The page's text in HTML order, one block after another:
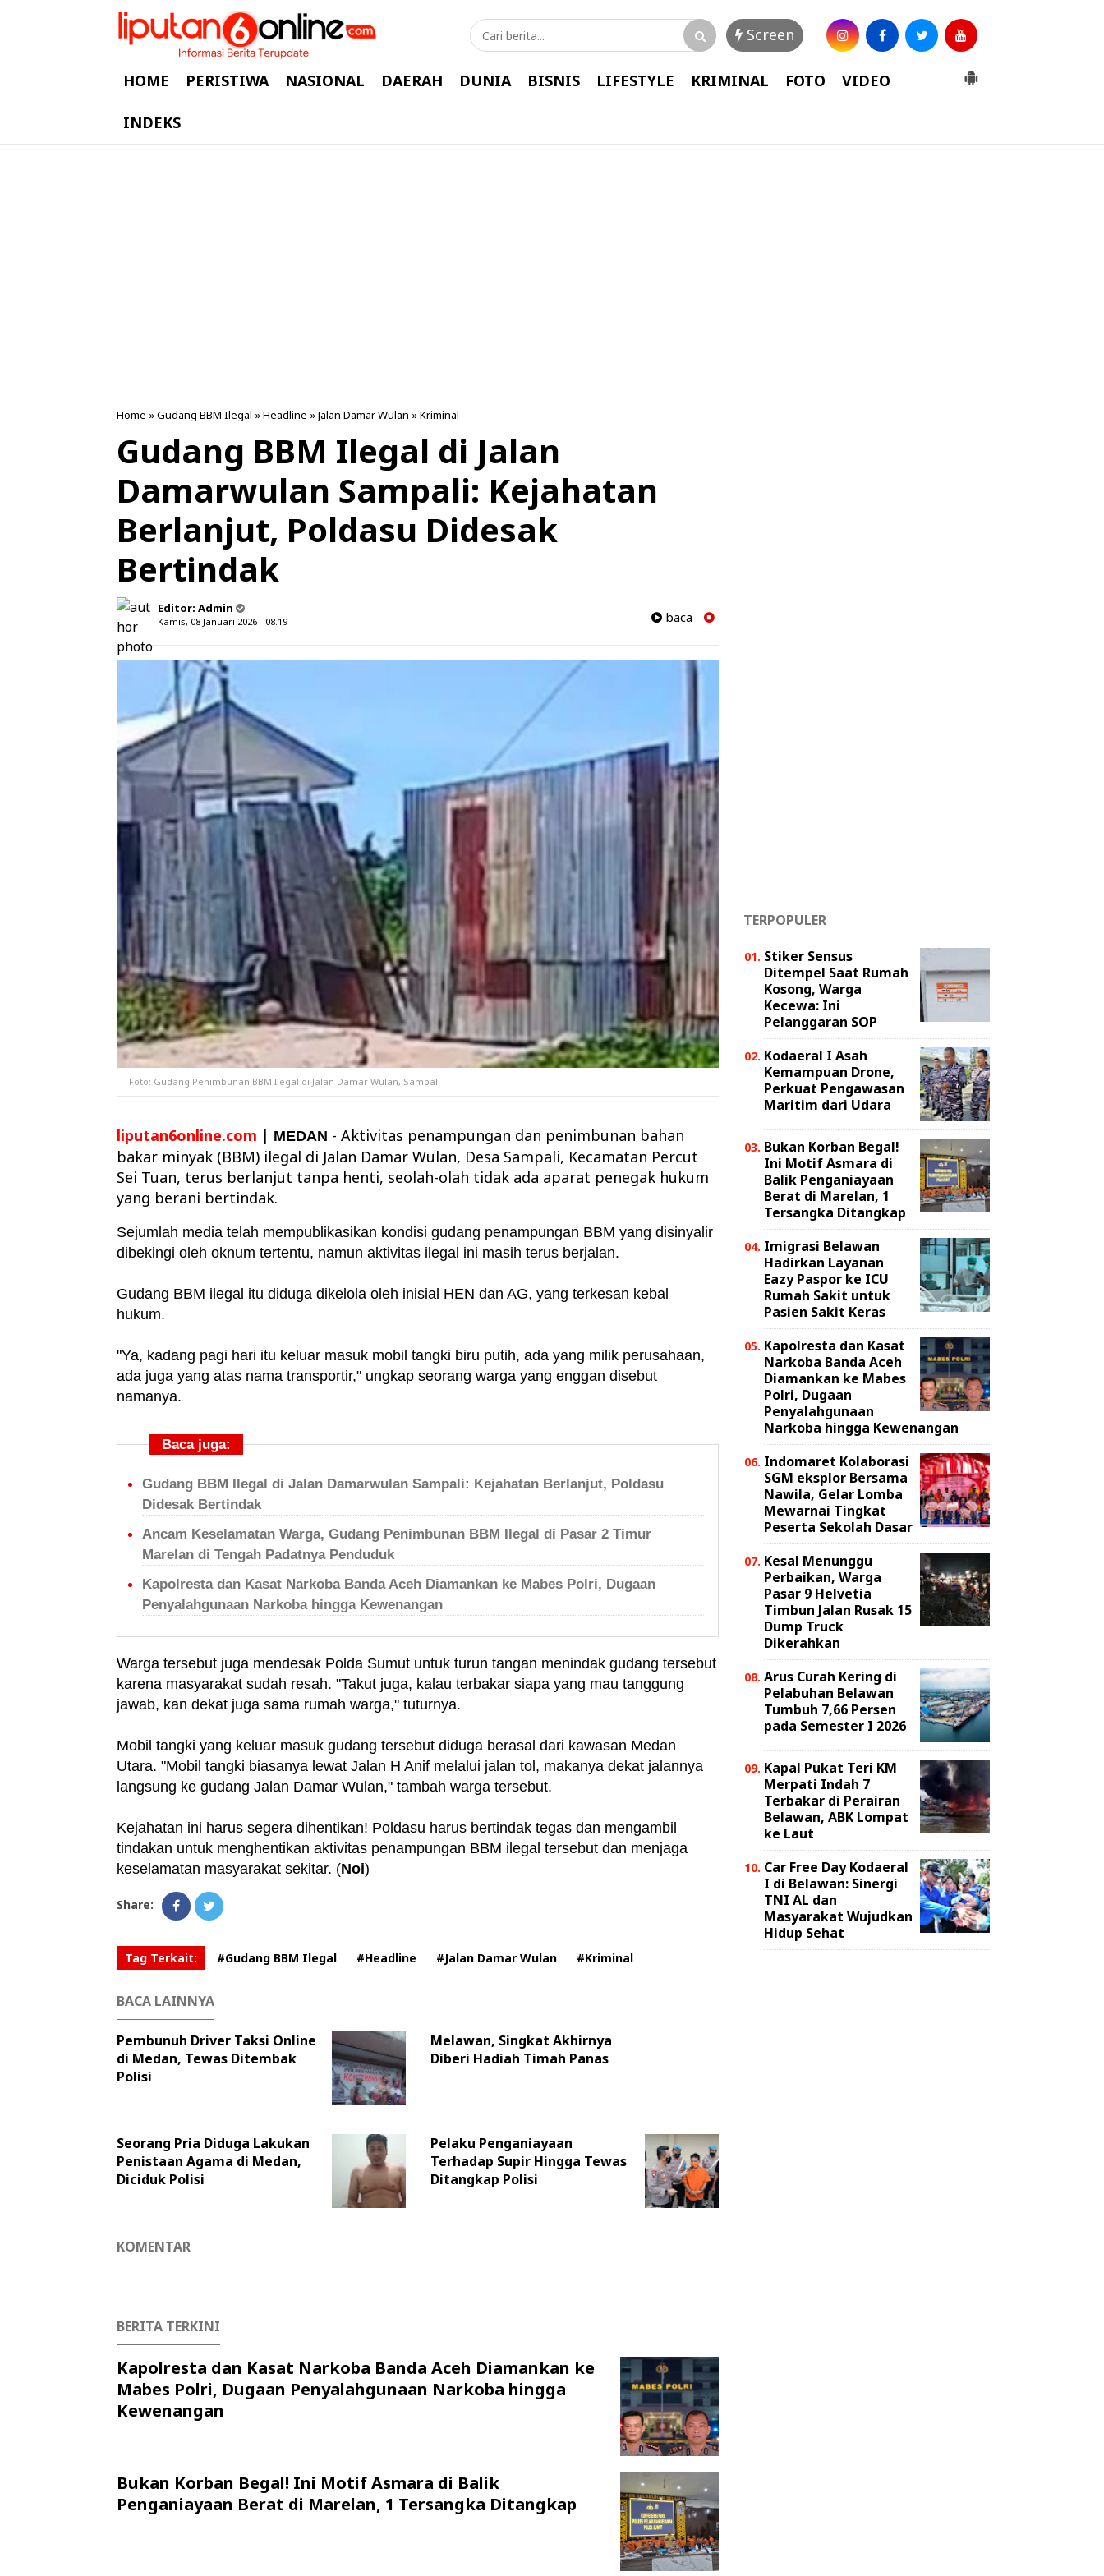
Screen
HOME PERISTIWA NASIONAL DAERAH DUNIA BISNIS LIFESTYLE KRIMINAL FOTO VIDEO
INDEKS
Home »Gudang BBM Ilegal »Headline »Jalan Damar Wulan »Kriminal
Gudang BBM Ilegal di Jalan
Damarwulan Sampali: Kejahatan
Berlanjut, Poldasu Didesak
Bertindak
Editor: Admin
Kamis, 08 Januari 2026 - 08.19 baca
Foto: Gudang Penimbunan BBM Ilegal di Jalan Damar Wulan, Sampali
liputan6online.com | MEDAN - Aktivitas penampungan dan penimbunan bahan
bakar minyak (BBM) ilegal di Jalan Damar Wulan, Desa Sampali, Kecamatan Percut
Sei Tuan, terus berlanjut tanpa henti, seolah-olah tidak ada aparat penegak hukum
yang berani bertindak.
Sejumlah media telah mempublikasikan kondisi gudang penampungan BBM yang disinyalir
dibekingi oleh oknum tertentu, namun aktivitas ilegal ini masih terus berjalan.
Gudang BBM ilegal itu diduga dikelola oleh inisial HEN dan AG, yang terkesan kebal
hukum.
"Ya, kadang pagi hari itu keluar masuk mobil tangki biru putih, ada yang milik perusahaan,
ada juga yang atas nama transportir," ungkap seorang warga yang enggan disebut
namanya.
Baca juga:
Gudang BBM Ilegal di Jalan Damarwulan Sampali: Kejahatan Berlanjut, Poldasu
Didesak Bertindak
Ancam Keselamatan Warga, Gudang Penimbunan BBM Ilegal di Pasar 2 Timur
Marelan di Tengah Padatnya Penduduk
Kapolresta dan Kasat Narkoba Banda Aceh Diamankan ke Mabes Polri, Dugaan
Penyalahgunaan Narkoba hingga Kewenangan
Warga tersebut juga mendesak Polda Sumut untuk turun tangan menindak gudang tersebut
karena masyarakat sudah resah. "Takut juga, kalau terbakar siapa yang mau tanggung
jawab, kan dekat juga sama rumah warga," tuturnya.
Mobil tangki yang keluar masuk gudang tersebut diduga berasal dari kawasan Medan
Utara. "Mobil tangki biasanya lewat Jalan H Anif melalui jalan tol, makanya dekat jalannya
langsung ke gudang Jalan Damar Wulan," tambah warga tersebut.
Kejahatan ini harus segera dihentikan! Poldasu harus bertindak tegas dan mengambil
tindakan untuk menghentikan aktivitas penampungan BBM ilegal tersebut dan menjaga
keselamatan masyarakat sekitar. (Noi)
Share:
Tag Terkait: #Gudang BBM Ilegal #Headline #Jalan Damar Wulan #Kriminal
BACA LAINNYA
Pembunuh Driver Taksi Online
di Medan, Tewas Ditembak
Polisi
Melawan, Singkat Akhirnya
Diberi Hadiah Timah Panas
Seorang Pria Diduga Lakukan
Penistaan Agama di Medan,
Diciduk Polisi
Pelaku Penganiayaan
Terhadap Supir Hingga Tewas
Ditangkap Polisi
KOMENTAR
BERITA TERKINI
Kapolresta dan Kasat Narkoba Banda Aceh Diamankan ke
Mabes Polri, Dugaan Penyalahgunaan Narkoba hingga
Kewenangan
Bukan Korban Begal! Ini Motif Asmara di Balik
Penganiayaan Berat di Marelan, 1 Tersangka Ditangkap
TERPOPULER
Stiker Sensus
Ditempel Saat Rumah
Kosong, Warga
Kecewa: Ini
Pelanggaran SOP
Kodaeral I Asah
Kemampuan Drone,
Perkuat Pengawasan
Maritim dari Udara
Bukan Korban Begal!
Ini Motif Asmara di
Balik Penganiayaan
Berat di Marelan, 1
Tersangka Ditangkap
Imigrasi Belawan
Hadirkan Layanan
Eazy Paspor ke ICU
Rumah Sakit untuk
Pasien Sakit Keras
Kapolresta dan Kasat
Narkoba Banda Aceh
Diamankan ke Mabes
Polri, Dugaan
Penyalahgunaan
Narkoba hingga Kewenangan
Indomaret Kolaborasi
SGM eksplor Bersama
Nawila, Gelar Lomba
Mewarnai Tingkat
Peserta Sekolah Dasar
Kesal Menunggu
Perbaikan, Warga
Pasar 9 Helvetia
Timbun Jalan Rusak 15
Dump Truck
Dikerahkan
Arus Curah Kering di
Pelabuhan Belawan
Tumbuh 7,66 Persen
pada Semester I 2026
Kapal Pukat Teri KM
Merpati Indah 7
Terbakar di Perairan
Belawan, ABK Lompat
ke Laut
Car Free Day Kodaeral
I di Belawan: Sinergi
TNI AL dan
Masyarakat Wujudkan
Hidup Sehat